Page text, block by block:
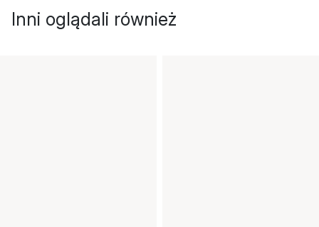
Inni oglądali również